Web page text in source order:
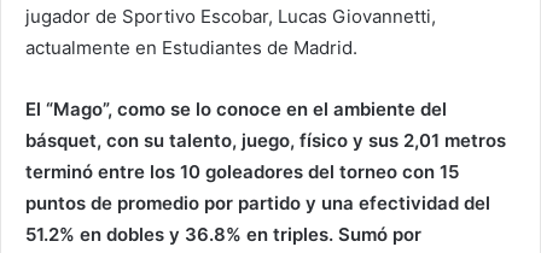
jugador de Sportivo Escobar, Lucas Giovannetti,
actualmente en Estudiantes de Madrid.
El “Mago”, como se lo conoce en el ambiente del
básquet, con su talento, juego, físico y sus 2,01 metros
terminó entre los 10 goleadores del torneo con 15
puntos de promedio por partido y una efectividad del
51.2% en dobles y 36.8% en triples. Sumó por